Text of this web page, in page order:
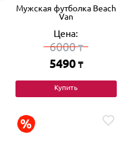
Мужская футболка Beach
Van
Цена:
6000₸
5490 ₸
Купить